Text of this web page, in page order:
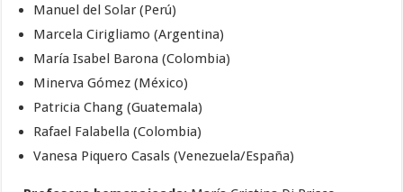
Manuel del Solar (Perú)
Marcela Cirigliamo (Argentina)
María Isabel Barona (Colombia)
Minerva Gómez (México)
Patricia Chang (Guatemala)
Rafael Falabella (Colombia)
Vanesa Piquero Casals (Venezuela/España)